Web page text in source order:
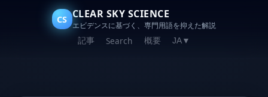
CS CLEAR SKY SCIENCE
エビデンスに基づく、専門用語を抑えた解説
記事 Search 概要 JA▼